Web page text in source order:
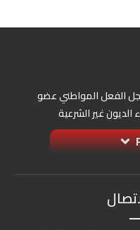
الفعل المواطني عضو
الديون غير الشرعية